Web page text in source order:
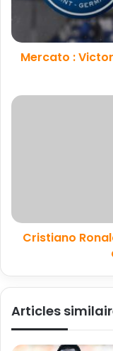
Mercato :
Cristiano
Articles